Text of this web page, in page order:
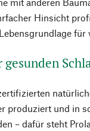
Hinsicht
gesunden
produziert und in
– dafür steht